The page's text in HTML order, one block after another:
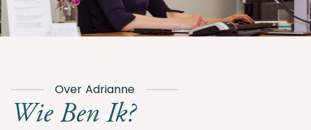
Over Adrianne
Wie Ben Ik?